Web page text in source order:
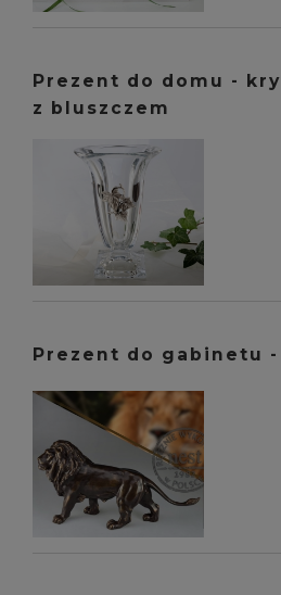
Prezent do domu -
z bluszczem
Prezent do gabinetu